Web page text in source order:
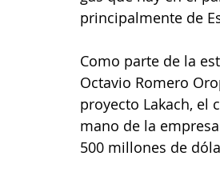
principalmente de
Como parte de la
Octavio Romero
proyecto Lakach, el
mano de la
500 millones de